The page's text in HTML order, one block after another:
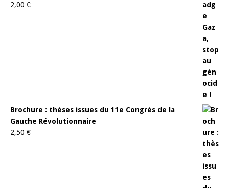
2,00 €
Brochure : thèses issues du 11e Congrès de la
Gauche Révolutionnaire
2,50 €